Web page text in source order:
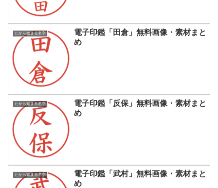
たから始まる名字
電子印鑑「田倉」無料画像・素材まと
め
たから始まる名字
電子印鑑「反保」無料画像・素材まと
め
たから始まる名字
電子印鑑「武村」無料画像・素材まと
め